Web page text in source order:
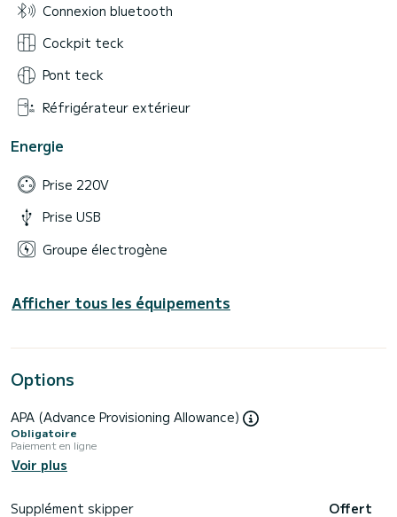
Connexion bluetooth
Cockpit teck
Pont teck
Réfrigérateur extérieur
Energie
Prise 220V
Prise USB
Groupe électrogène
Afficher tous les équipements
Options
APA (Advance Provisioning Allowance)
Obligatoire
Paiement en ligne
Voir plus
Supplément skipper Offert